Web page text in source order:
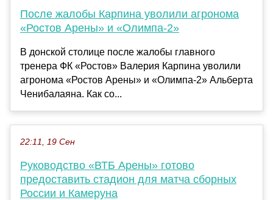
После жалобы Карпина уволили агронома
«Ростов Арены» и «Олимпа-2»
В донской столице после жалобы главного
тренера ФК «Ростов» Валерия Карпина уволили
агронома «Ростов Арены» и «Олимпа-2» Альберта
Ченибалаяна. Как со...
22:11, 19 Сен
Руководство «ВТБ Арены» готово
предоставить стадион для матча сборных
России и Камеруна